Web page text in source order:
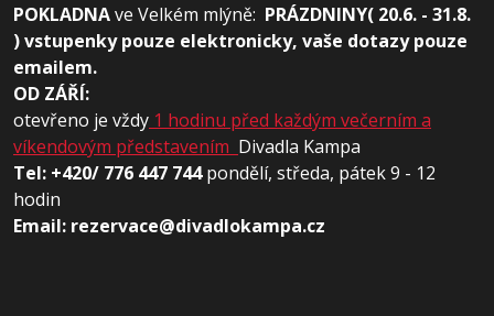
POKLADNAve Velkém mlýně: PRÁZDNINY( 20.6. - 31.8.
) vstupenky pouze elektronicky, vaše dotazy pouze
emailem.
OD ZÁŘÍ:
otevřeno je vždy 1 hodinu před každým večerním a
víkendovým představením Divadla Kampa
Tel: +420/ 776 447 744pondělí, středa, pátek 9 - 12
hodin
Email: rezervace@divadlokampa.cz